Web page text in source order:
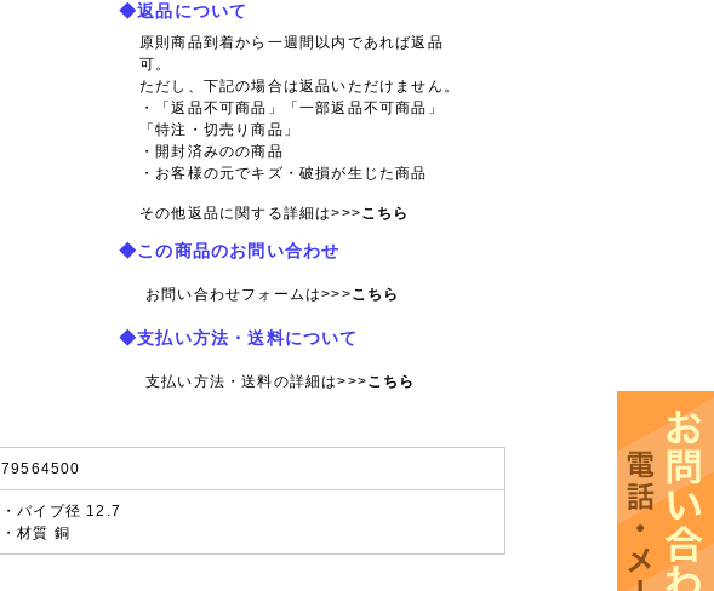
◆返品について
原則商品到着から一週間以内であれば返品
可。
ただし、下記の場合は返品いただけません。
・「返品不可商品」「一部返品不可商品」
「特注・切売り商品」
・開封済みのの商品
・お客様の元でキズ・破損が生じた商品
その他返品に関する詳細は>>>こちら
◆この商品のお問い合わせ
お問い合わせフォームは>>>こちら
◆支払い方法・送料について
支払い方法・送料の詳細は>>>こちら
79564500
・パイプ径 12.7
・材質 銅